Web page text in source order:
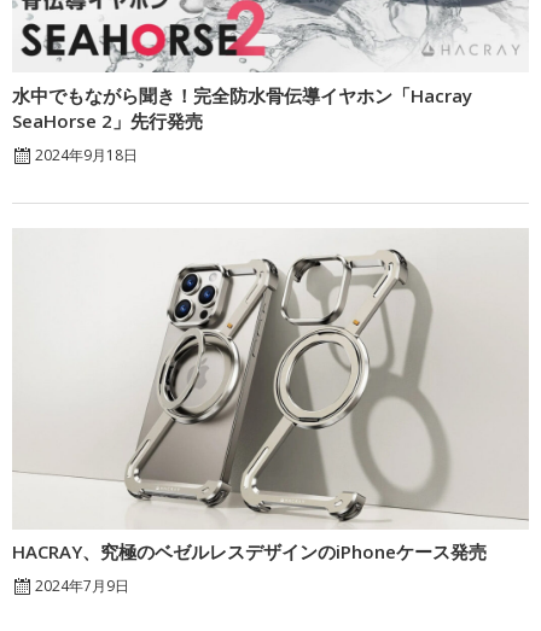
水中でもながら聞き！完全防水骨伝導イヤホン「Hacray
SeaHorse 2」先行発売
2024年9月18日
HACRAY、究極のベゼルレスデザインのiPhoneケース発売
2024年7月9日